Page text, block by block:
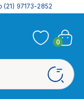
(21) 97173-2852
0